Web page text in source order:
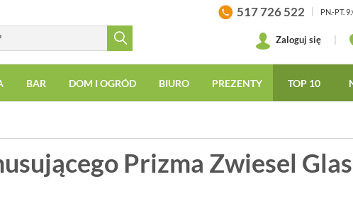
517 726 522 PN.-PT.
Zaloguj się
BAR DOM I OGRÓD BIURO PREZENTY TOP 10
Prizma Zwiesel